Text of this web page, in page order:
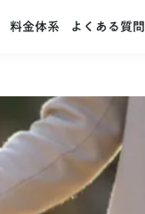
料金体系 よくある質問